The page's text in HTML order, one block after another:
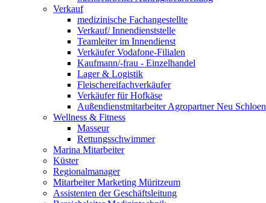
Verkauf
medizinische Fachangestellte
Verkauf/ Innendienststelle
Teamleiter im Innendienst
Verkäufer Vodafone-Filialen
Kaufmann/-frau - Einzelhandel
Lager & Logistik
Fleischereifachverkäufer
Verkäufer für Hofkäse
Außendienstmitarbeiter Agropartner Neu Schloen
Wellness & Fitness
Masseur
Rettungsschwimmer
Marina Mitarbeiter
Küster
Regionalmanager
Mitarbeiter Marketing Müritzeum
Assistenten der Geschäftsleitung